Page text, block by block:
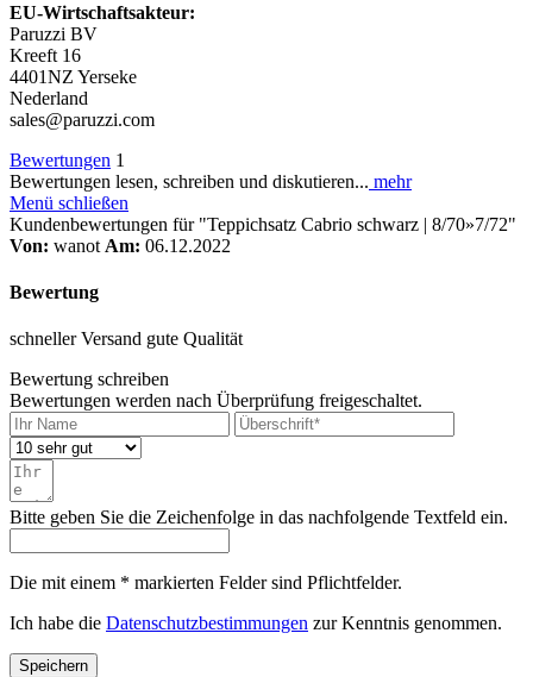
EU-Wirtschaftsakteur:
Paruzzi BV
Kreeft 16
4401NZ Yerseke
Nederland
sales@paruzzi.com
Bewertungen 1
Bewertungen lesen, schreiben und diskutieren... mehr
Menü schließen
Kundenbewertungen für "Teppichsatz Cabrio schwarz | 8/70»7/72"
Von: wanot Am: 06.12.2022
Bewertung
schneller Versand gute Qualität
Bewertung schreiben
Bewertungen werden nach Überprüfung freigeschaltet.
Bitte geben Sie die Zeichenfolge in das nachfolgende Textfeld ein.
Die mit einem * markierten Felder sind Pflichtfelder.
Ich habe die Datenschutzbestimmungen zur Kenntnis genommen.
Speichern